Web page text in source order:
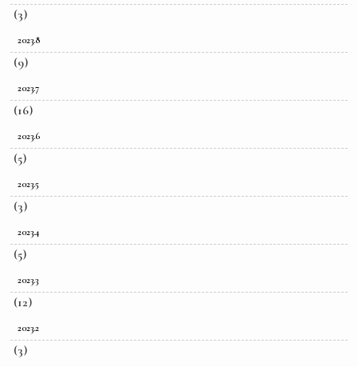
(3)
2023.8
(9)
2023.7
(16)
2023.6
(5)
2023.5
(3)
2023.4
(5)
2023.3
(12)
2023.2
(3)